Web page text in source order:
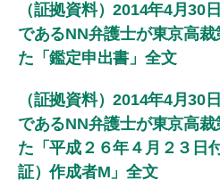
（証拠資料）2014年4月30
であるNN弁護士が東京高
た「鑑定申出書」全文
（証拠資料）2014年4月30
であるNN弁護士が東京高
た「平成２６年４月２３日
証）作成者M」全文